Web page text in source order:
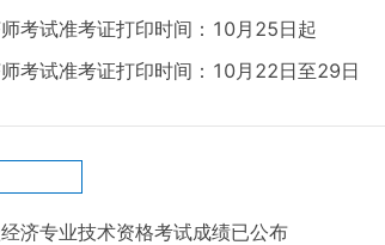
考试准考证打印时间：10月25日起
考试准考证打印时间：10月22日至29日
济专业技术资格考试成绩已公布